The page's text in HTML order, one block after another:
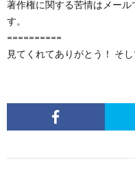
著作権に関する苦情はメー
す。
==========
見てくれてありがとう！ そ